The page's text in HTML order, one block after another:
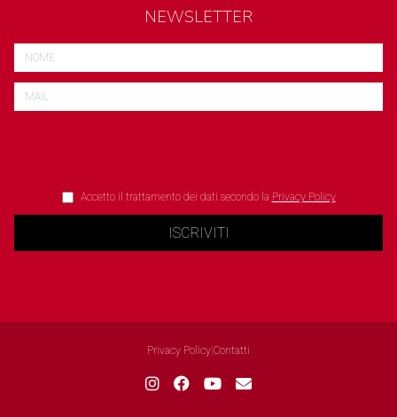
NEWSLETTER
Accetto il trattamento dei dati secondo la Privacy Policy
ISCRIVITI
Privacy Policy Contatti